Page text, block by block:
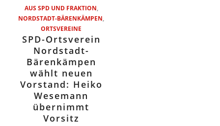
AUS SPD UND FRAKTION,
NORDSTADT-BÄRENKÄMPEN,
ORTSVEREINE
SPD-Ortsverein
Nordstadt-
Bärenkämpen
wählt neuen
Vorstand: Heiko
Wesemann
übernimmt
Vorsitz